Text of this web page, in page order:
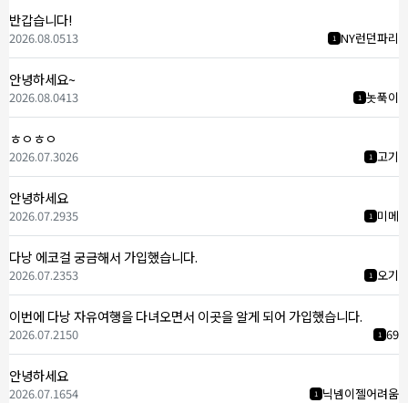
반갑습니다!
1 NY런던파리
2026.08.0513
안녕하세요~
1 놋푹이
2026.08.0413
ㅎㅇㅎㅇ
1 고기
2026.07.3026
안녕하세요
1 미메
2026.07.2935
다낭 에코걸 궁금해서 가입했습니다.
1 오기
2026.07.2353
이번에 다낭 자유여행을 다녀오면서 이곳을 알게 되어 가입했습니다.
1 69
2026.07.2150
안녕하세요
1 닉넴이젤어려움
2026.07.1654